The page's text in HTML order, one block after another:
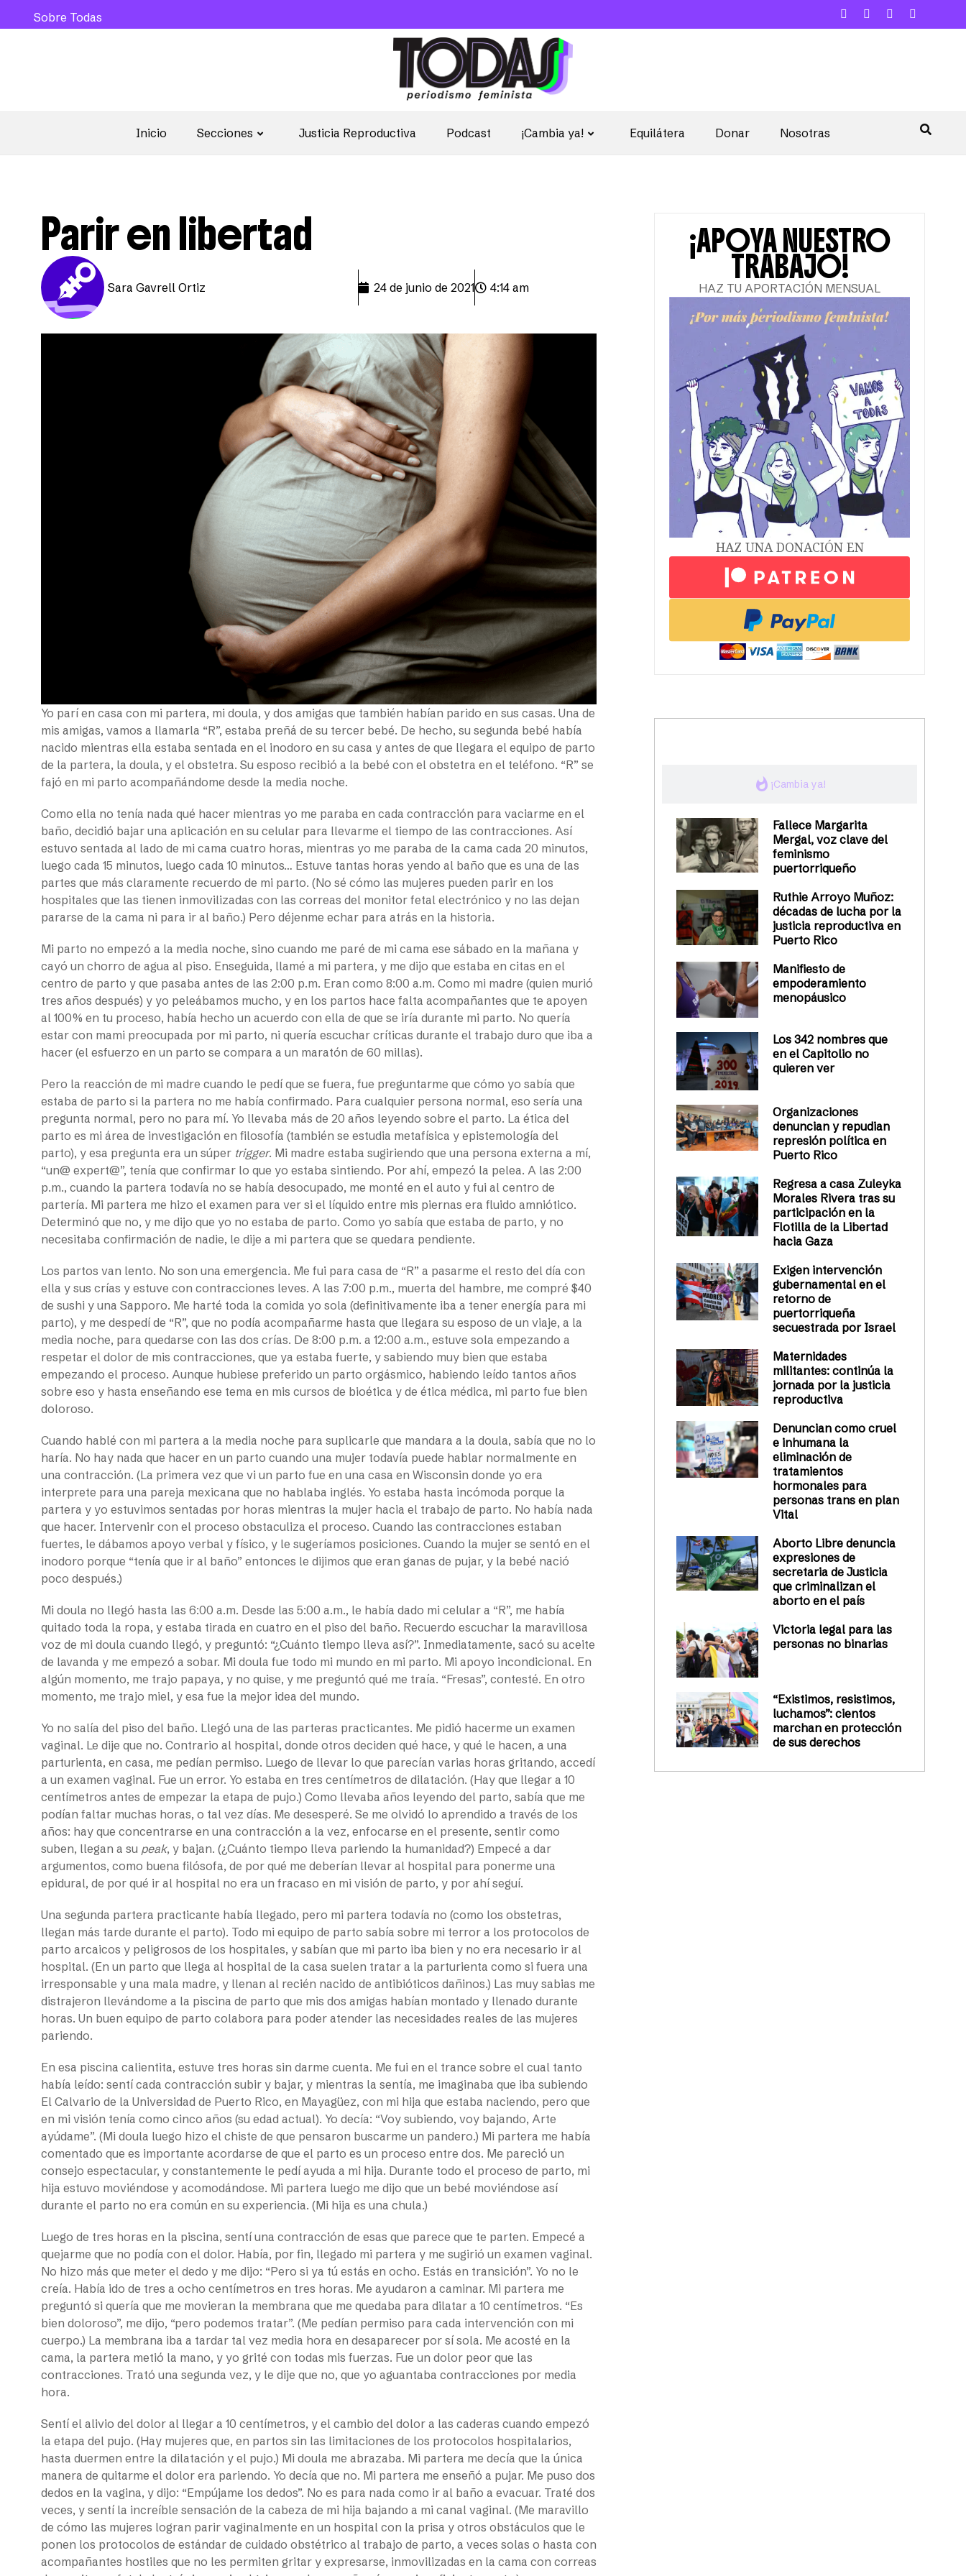
Inicio Secciones Justicia Reproductiva Podcast ¡Cambia ya! Equilátera Donar Nosotras
Sobre Todas
Parir en libertad
Sara Gavrell Ortiz 24 de junio de 2021 4:14 am
Yo parí en casa con mi partera, mi doula, y dos amigas que también habían parido en sus casas. Una de
mis amigas, vamos a llamarla “R”, estaba preñá de su tercer bebé. De hecho, su segunda bebé había
nacido mientras ella estaba sentada en el inodoro en su casa y antes de que llegara el equipo de parto
de la partera, la doula, y el obstetra. Su esposo recibió a la bebé con el obstetra en el teléfono. “R” se
fajó en mi parto acompañándome desde la media noche.
Como ella no tenía nada qué hacer mientras yo me paraba en cada contracción para vaciarme en el
baño, decidió bajar una aplicación en su celular para llevarme el tiempo de las contracciones. Así
estuvo sentada al lado de mi cama cuatro horas, mientras yo me paraba de la cama cada 20 minutos,
luego cada 15 minutos, luego cada 10 minutos… Estuve tantas horas yendo al baño que es una de las
partes que más claramente recuerdo de mi parto. (No sé cómo las mujeres pueden parir en los
hospitales que las tienen inmovilizadas con las correas del monitor fetal electrónico y no las dejan
pararse de la cama ni para ir al baño.) Pero déjenme echar para atrás en la historia.
Mi parto no empezó a la media noche, sino cuando me paré de mi cama ese sábado en la mañana y
cayó un chorro de agua al piso. Enseguida, llamé a mi partera, y me dijo que estaba en citas en el
centro de parto y que pasaba antes de las 2:00 p.m. Eran como 8:00 a.m. Como mi madre (quien murió
tres años después) y yo peleábamos mucho, y en los partos hace falta acompañantes que te apoyen
al 100% en tu proceso, había hecho un acuerdo con ella de que se iría durante mi parto. No quería
estar con mami preocupada por mi parto, ni quería escuchar críticas durante el trabajo duro que iba a
hacer (el esfuerzo en un parto se compara a un maratón de 60 millas).
Pero la reacción de mi madre cuando le pedí que se fuera, fue preguntarme que cómo yo sabía que
estaba de parto si la partera no me había confirmado. Para cualquier persona normal, eso sería una
pregunta normal, pero no para mí. Yo llevaba más de 20 años leyendo sobre el parto. La ética del
parto es mi área de investigación en filosofía (también se estudia metafísica y epistemología del
parto), y esa pregunta era un súper trigger. Mi madre estaba sugiriendo que una persona externa a mí,
“un@ expert@”, tenía que confirmar lo que yo estaba sintiendo. Por ahí, empezó la pelea. A las 2:00
p.m., cuando la partera todavía no se había desocupado, me monté en el auto y fui al centro de
partería. Mi partera me hizo el examen para ver si el líquido entre mis piernas era fluido amniótico.
Determinó que no, y me dijo que yo no estaba de parto. Como yo sabía que estaba de parto, y no
necesitaba confirmación de nadie, le dije a mi partera que se quedara pendiente.
Los partos van lento. No son una emergencia. Me fui para casa de “R” a pasarme el resto del día con
ella y sus crías y estuve con contracciones leves. A las 7:00 p.m., muerta del hambre, me compré $40
de sushi y una Sapporo. Me harté toda la comida yo sola (definitivamente iba a tener energía para mi
parto), y me despedí de “R”, que no podía acompañarme hasta que llegara su esposo de un viaje, a la
media noche, para quedarse con las dos crías. De 8:00 p.m. a 12:00 a.m., estuve sola empezando a
respetar el dolor de mis contracciones, que ya estaba fuerte, y sabiendo muy bien que estaba
empezando el proceso. Aunque hubiese preferido un parto orgásmico, habiendo leído tantos años
sobre eso y hasta enseñando ese tema en mis cursos de bioética y de ética médica, mi parto fue bien
doloroso.
Cuando hablé con mi partera a la media noche para suplicarle que mandara a la doula, sabía que no lo
haría. No hay nada que hacer en un parto cuando una mujer todavía puede hablar normalmente en
una contracción. (La primera vez que vi un parto fue en una casa en Wisconsin donde yo era
interprete para una pareja mexicana que no hablaba inglés. Yo estaba hasta incómoda porque la
partera y yo estuvimos sentadas por horas mientras la mujer hacia el trabajo de parto. No había nada
que hacer. Intervenir con el proceso obstaculiza el proceso. Cuando las contracciones estaban
fuertes, le dábamos apoyo verbal y físico, y le sugeríamos posiciones. Cuando la mujer se sentó en el
inodoro porque “tenía que ir al baño” entonces le dijimos que eran ganas de pujar, y la bebé nació
poco después.)
Mi doula no llegó hasta las 6:00 a.m. Desde las 5:00 a.m., le había dado mi celular a “R”, me había
quitado toda la ropa, y estaba tirada en cuatro en el piso del baño. Recuerdo escuchar la maravillosa
voz de mi doula cuando llegó, y preguntó: “¿Cuánto tiempo lleva así?”. Inmediatamente, sacó su aceite
de lavanda y me empezó a sobar. Mi doula fue todo mi mundo en mi parto. Mi apoyo incondicional. En
algún momento, me trajo papaya, y no quise, y me preguntó qué me traía. “Fresas”, contesté. En otro
momento, me trajo miel, y esa fue la mejor idea del mundo.
Yo no salía del piso del baño. Llegó una de las parteras practicantes. Me pidió hacerme un examen
vaginal. Le dije que no. Contrario al hospital, donde otros deciden qué hace, y qué le hacen, a una
parturienta, en casa, me pedían permiso. Luego de llevar lo que parecían varias horas gritando, accedí
a un examen vaginal. Fue un error. Yo estaba en tres centímetros de dilatación. (Hay que llegar a 10
centímetros antes de empezar la etapa de pujo.) Como llevaba años leyendo del parto, sabía que me
podían faltar muchas horas, o tal vez días. Me desesperé. Se me olvidó lo aprendido a través de los
años: hay que concentrarse en una contracción a la vez, enfocarse en el presente, sentir como
suben, llegan a su peak, y bajan. (¿Cuánto tiempo lleva pariendo la humanidad?) Empecé a dar
argumentos, como buena filósofa, de por qué me deberían llevar al hospital para ponerme una
epidural, de por qué ir al hospital no era un fracaso en mi visión de parto, y por ahí seguí.
Una segunda partera practicante había llegado, pero mi partera todavía no (como los obstetras,
llegan más tarde durante el parto). Todo mi equipo de parto sabía sobre mi terror a los protocolos de
parto arcaicos y peligrosos de los hospitales, y sabían que mi parto iba bien y no era necesario ir al
hospital. (En un parto que llega al hospital de la casa suelen tratar a la parturienta como si fuera una
irresponsable y una mala madre, y llenan al recién nacido de antibióticos dañinos.) Las muy sabias me
distrajeron llevándome a la piscina de parto que mis dos amigas habían montado y llenado durante
horas. Un buen equipo de parto colabora para poder atender las necesidades reales de las mujeres
pariendo.
En esa piscina calientita, estuve tres horas sin darme cuenta. Me fui en el trance sobre el cual tanto
había leído: sentí cada contracción subir y bajar, y mientras la sentía, me imaginaba que iba subiendo
El Calvario de la Universidad de Puerto Rico, en Mayagüez, con mi hija que estaba naciendo, pero que
en mi visión tenía como cinco años (su edad actual). Yo decía: “Voy subiendo, voy bajando, Arte
ayúdame”. (Mi doula luego hizo el chiste de que pensaron buscarme un pandero.) Mi partera me había
comentado que es importante acordarse de que el parto es un proceso entre dos. Me pareció un
consejo espectacular, y constantemente le pedí ayuda a mi hija. Durante todo el proceso de parto, mi
hija estuvo moviéndose y acomodándose. Mi partera luego me dijo que un bebé moviéndose así
durante el parto no era común en su experiencia. (Mi hija es una chula.)
Luego de tres horas en la piscina, sentí una contracción de esas que parece que te parten. Empecé a
quejarme que no podía con el dolor. Había, por fin, llegado mi partera y me sugirió un examen vaginal.
No hizo más que meter el dedo y me dijo: “Pero si ya tú estás en ocho. Estás en transición”. Yo no le
creía. Había ido de tres a ocho centímetros en tres horas. Me ayudaron a caminar. Mi partera me
preguntó si quería que me movieran la membrana que me quedaba para dilatar a 10 centímetros. “Es
bien doloroso”, me dijo, “pero podemos tratar”. (Me pedían permiso para cada intervención con mi
cuerpo.) La membrana iba a tardar tal vez media hora en desaparecer por sí sola. Me acosté en la
cama, la partera metió la mano, y yo grité con todas mis fuerzas. Fue un dolor peor que las
contracciones. Trató una segunda vez, y le dije que no, que yo aguantaba contracciones por media
hora.
Sentí el alivio del dolor al llegar a 10 centímetros, y el cambio del dolor a las caderas cuando empezó
la etapa del pujo. (Hay mujeres que, en partos sin las limitaciones de los protocolos hospitalarios,
hasta duermen entre la dilatación y el pujo.) Mi doula me abrazaba. Mi partera me decía que la única
manera de quitarme el dolor era pariendo. Yo decía que no. Mi partera me enseñó a pujar. Me puso dos
dedos en la vagina, y dijo: “Empújame los dedos”. No es para nada como ir al baño a evacuar. Traté dos
veces, y sentí la increíble sensación de la cabeza de mi hija bajando a mi canal vaginal. (Me maravillo
de cómo las mujeres logran parir vaginalmente en un hospital con la prisa y otros obstáculos que le
ponen los protocolos de estándar de cuidado obstétrico al trabajo de parto, a veces solas o hasta con
acompañantes hostiles que no les permiten gritar y expresarse, inmovilizadas en la cama con correas
¡APOYA NUESTRO
TRABAJO!
HAZ TU APORTACIÓN MENSUAL
HAZ UNA DONACIÓN EN
whatshot ¡Cambia ya!
Fallece Margarita
Mergal, voz clave del
feminismo
puertorriqueño
Ruthie Arroyo Muñoz:
décadas de lucha por la
justicia reproductiva en
Puerto Rico
Manifiesto de
empoderamiento
menopáusico
Los 342 nombres que
en el Capitolio no
quieren ver
Organizaciones
denuncian y repudian
represión política en
Puerto Rico
Regresa a casa Zuleyka
Morales Rivera tras su
participación en la
Flotilla de la Libertad
hacia Gaza
Exigen intervención
gubernamental en el
retorno de
puertorriqueña
secuestrada por Israel
Maternidades
militantes: continúa la
jornada por la justicia
reproductiva
Denuncian como cruel
e inhumana la
eliminación de
tratamientos
hormonales para
personas trans en plan
Vital
Aborto Libre denuncia
expresiones de
secretaria de Justicia
que criminalizan el
aborto en el país
Victoria legal para las
personas no binarias
“Existimos, resistimos,
luchamos”: cientos
marchan en protección
de sus derechos